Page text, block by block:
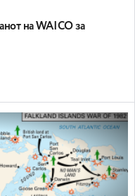
на WAICO за